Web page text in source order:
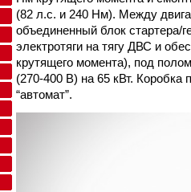
(82 л.с. и 240 Нм). Между
объединенный блок стартера/
электротяги на тягу ДВС и
крутящего момента), под
(270-400 В) на 65 кВт. Коробка
“автомат”.